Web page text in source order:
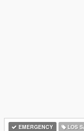
EMERGENCY LOS